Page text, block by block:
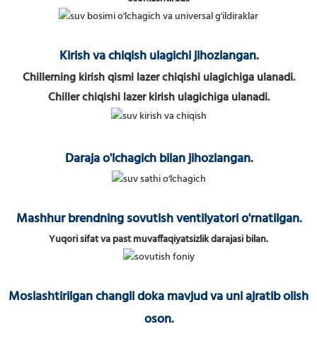
Kirish va chiqish ulagichi jihozlangan.
Chillerning kirish qismi lazer chiqishi ulagichiga ulanadi.
Chiller chiqishi lazer kirish ulagichiga ulanadi.
Daraja o'lchagich bilan jihozlangan.
Mashhur brendning sovutish ventilyatori o'rnatilgan.
Yuqori sifat va past muvaffaqiyatsizlik darajasi bilan.
Moslashtirilgan changli doka mavjud va uni ajratib olish
oson.